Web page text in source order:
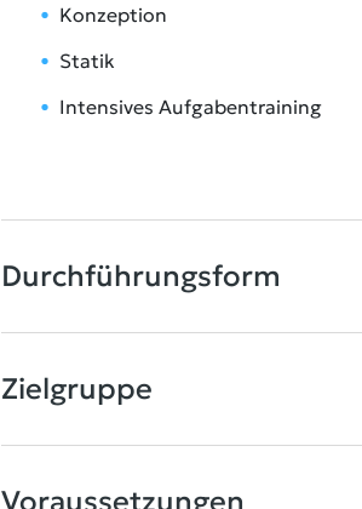
Konzeption
Statik
Intensives Aufgabentraining
Durchführungsform
Zielgruppe
Voraussetzungen